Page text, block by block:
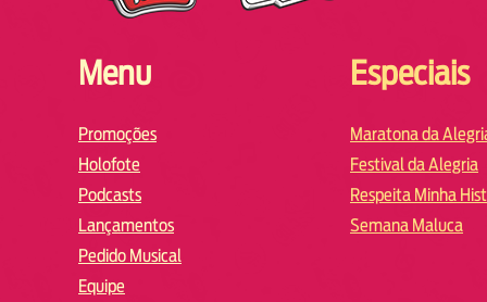
Menu
Promoções
Holofote
Podcasts
Lançamentos
Pedido Musical
Equipe
Especiais
Maratona da
Festival da Alegria
Respeita Minha
Semana Maluca